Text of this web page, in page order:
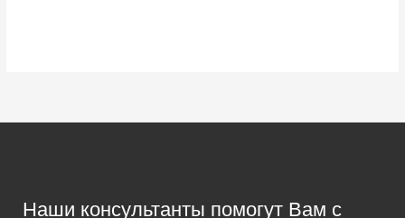
Наши консультанты помогут Вам с